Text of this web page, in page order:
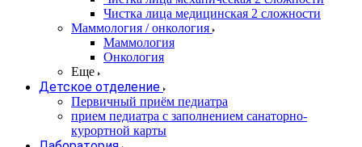
Чистка лица медицинская 2 сложности
Маммология / онкология
Маммология
Онкология
Еще
Детское отделение
Первичный приём педиатра
прием педиатра с заполнением санаторно-
курортной карты